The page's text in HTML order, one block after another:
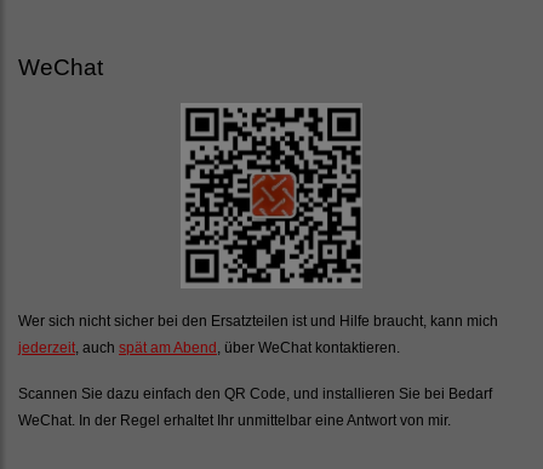
WeChat
Wer sich nicht sicher bei den Ersatzteilen ist und Hilfe braucht, kann mich
jederzeit , auch spät am Abend , über WeChat kontaktieren.
Scannen Sie dazu einfach den QR Code, und installieren Sie bei Bedarf
WeChat. In der Regel erhaltet Ihr unmittelbar eine Antwort von mir.